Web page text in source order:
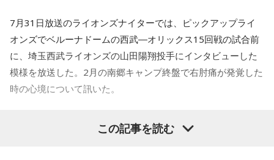
7月31日放送のライオンズナイターでは、ピックアップライ
オンズでベルーナドームの西武―オリックス15回戦の試合前
に、埼玉西武ライオンズの山田陽翔投手にインタビューした
模様を放送した。2月の南郷キャンプ終盤で右肘痛が発覚した
時の心境について訊いた。
しい成績だったかと思いますが、「求めすぎずに自分のやる
この記事を読む